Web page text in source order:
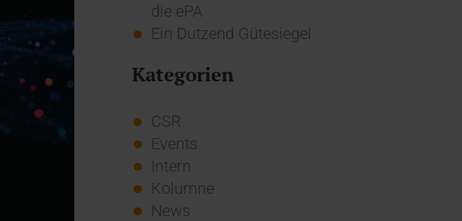
die ePA
Ein Dutzend Gütesiegel
Kategorien
CSR
Events
Intern
Kolumne
News